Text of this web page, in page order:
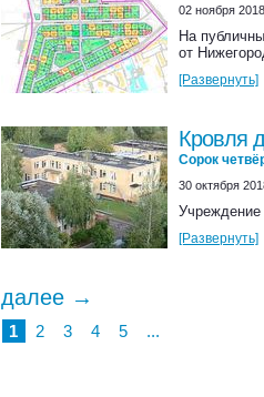
02 ноября
На
от
[Развернуть]
Кровля
Сорок
30 октября
Учреждение
[Развернуть]
далее →
1 2 3 4 5 ...